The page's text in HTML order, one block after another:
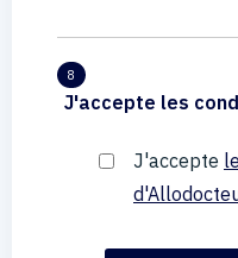
8
J'accepte les
J'accepte